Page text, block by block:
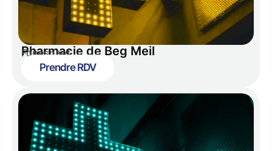
Pharmacie de Beg Meil
Fouesnant
Prendre RDV